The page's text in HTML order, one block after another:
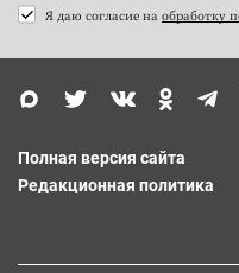
Я даю согласие на обработку
Полная версия сайта
Редакционная политика